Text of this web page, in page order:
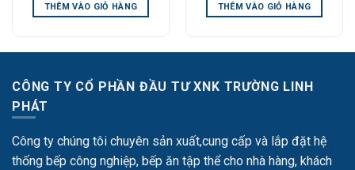
THÊM VÀO GIỎ HÀNG THÊM VÀO GIỎ HÀNG
CÔNG TY CỔ PHẦN ĐẦU TƯ XNK TRƯỜNG LINH
PHÁT
Công ty chúng tôi chuyên sản xuất,cung cấp và lắp đặt hệ
thống bếp công nghiệp, bếp ăn tập thể cho nhà hàng, khách